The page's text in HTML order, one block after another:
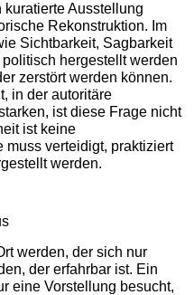
Ausstellung
Rekonstruktion. Im
Sichtbarkeit, Sagbarkeit
hergestellt werden
zerstört werden können.
in der autoritäre
ist diese Frage nicht
ist keine
muss verteidigt, praktiziert
werden.
werden, der sich nur
der erfahrbar ist. Ein
eine Vorstellung besucht,